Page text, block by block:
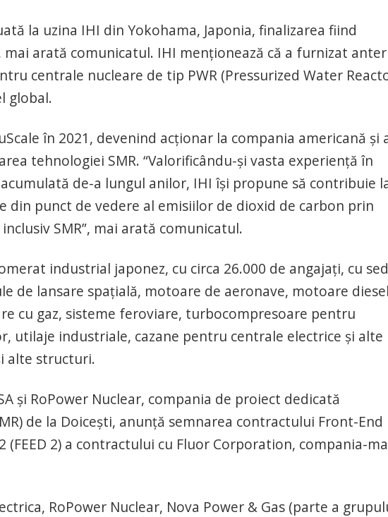
la uzina IHI din Yokohama, Japonia, finalizarea fiind
arată comunicatul. IHI menționează că a furnizat
centrale nucleare de tip PWR (Pressurized Water
global.
în 2021, devenind acționar la compania americană și
tehnologiei SMR. “Valorificându-și vasta experiență în
de-a lungul anilor, IHI își propune să contribuie
din punct de vedere al emisiilor de dioxid de carbon prin
SMR”, mai arată comunicatul.
industrial japonez, cu circa 26.000 de angajați, cu
de lansare spațială, motoare de aeronave, motoare diesel
cu gaz, sisteme feroviare, turbocompresoare pentru
utilaje industriale, cazane pentru centrale electrice și alte
alte structuri.
și RoPower Nuclear, compania de proiect dedicată
de la Doicești, anunță semnarea contractului Front-End
(FEED 2) a contractului cu Fluor Corporation, compania-
RoPower Nuclear, Nova Power & Gas (parte a